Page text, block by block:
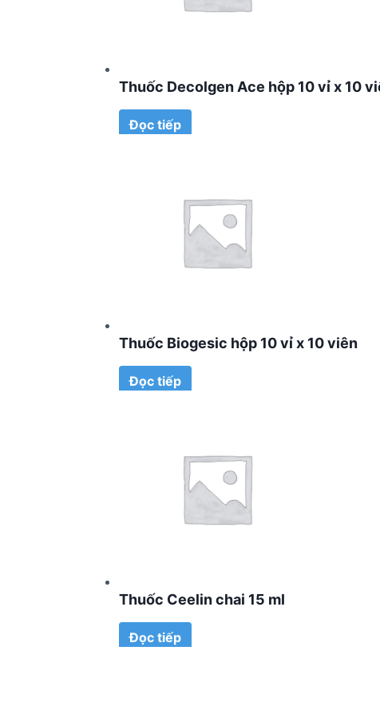
Thuốc Decolgen Ace hộp 10 vỉ x 10
Đọc tiếp
Thuốc Biogesic hộp 10 vỉ x 10 viên
Đọc tiếp
Thuốc Ceelin chai 15 ml
Đọc tiếp